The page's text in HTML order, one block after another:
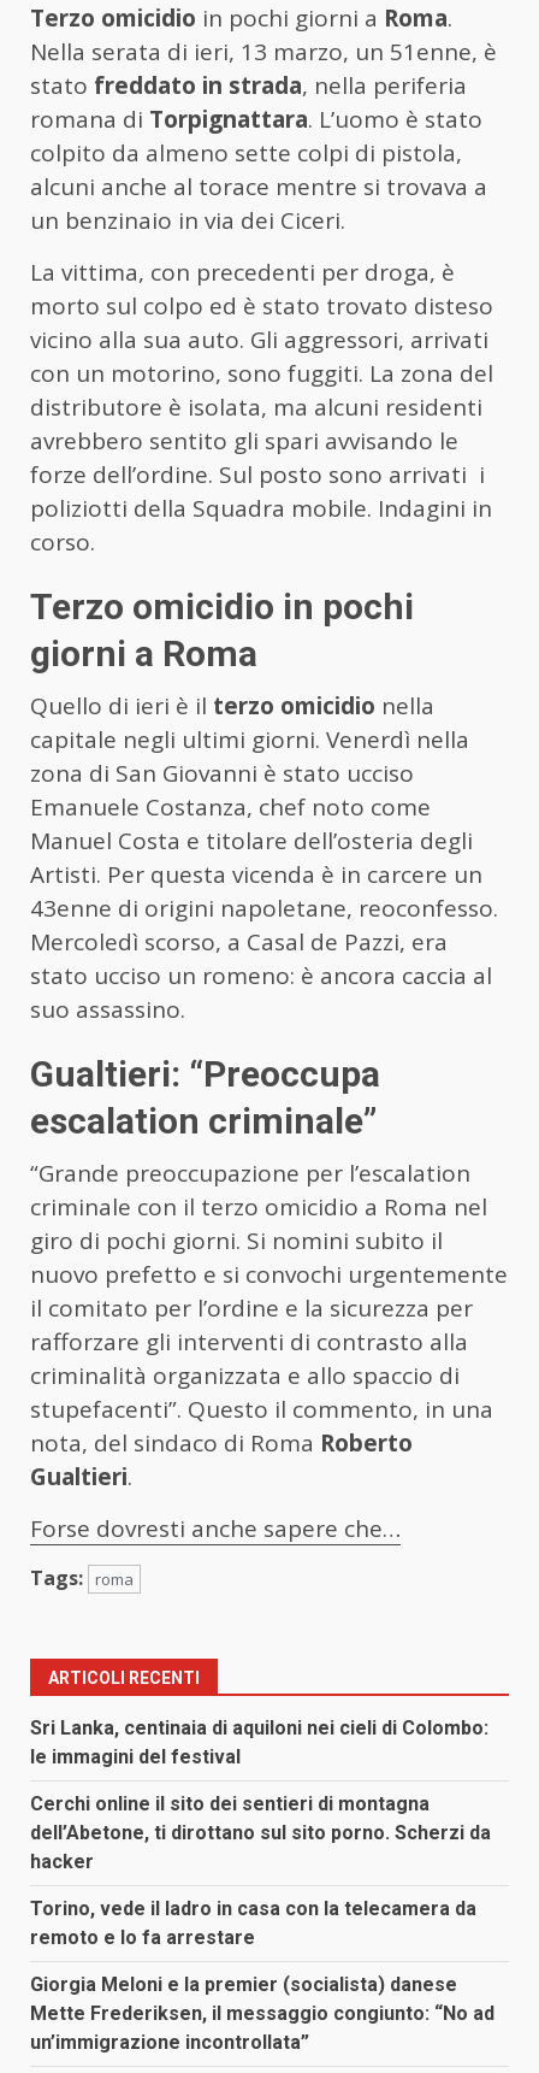
Terzo omicidio in pochi giorni a Roma.
Nella serata di ieri, 13 marzo, un 51enne, è
stato freddato in strada, nella periferia
romana di Torpignattara. L’uomo è stato
colpito da almeno sette colpi di pistola,
alcuni anche al torace mentre si trovava a
un benzinaio in via dei Ciceri.
La vittima, con precedenti per droga, è
morto sul colpo ed è stato trovato disteso
vicino alla sua auto. Gli aggressori, arrivati
con un motorino, sono fuggiti. La zona del
distributore è isolata, ma alcuni residenti
avrebbero sentito gli spari avvisando le
forze dell’ordine. Sul posto sono arrivati i
poliziotti della Squadra mobile. Indagini in
corso.
Terzo omicidio in pochi
giorni a Roma
Quello di ieri è il terzo omicidio nella
capitale negli ultimi giorni. Venerdì nella
zona di San Giovanni è stato ucciso
Emanuele Costanza, chef noto come
Manuel Costa e titolare dell’osteria degli
Artisti. Per questa vicenda è in carcere un
43enne di origini napoletane, reoconfesso.
Mercoledì scorso, a Casal de Pazzi, era
stato ucciso un romeno: è ancora caccia al
suo assassino.
Gualtieri: “Preoccupa
escalation criminale”
“Grande preoccupazione per l’escalation
criminale con il terzo omicidio a Roma nel
giro di pochi giorni. Si nomini subito il
nuovo prefetto e si convochi urgentemente
il comitato per l’ordine e la sicurezza per
rafforzare gli interventi di contrasto alla
criminalità organizzata e allo spaccio di
stupefacenti”. Questo il commento, in una
nota, del sindaco di Roma Roberto
Gualtieri.
Forse dovresti anche sapere che…
Tags: roma
ARTICOLI RECENTI
Sri Lanka, centinaia di aquiloni nei cieli di Colombo:
le immagini del festival
Cerchi online il sito dei sentieri di montagna
dell’Abetone, ti dirottano sul sito porno. Scherzi da
hacker
Torino, vede il ladro in casa con la telecamera da
remoto e lo fa arrestare
Giorgia Meloni e la premier (socialista) danese
Mette Frederiksen, il messaggio congiunto: “No ad
un’immigrazione incontrollata”